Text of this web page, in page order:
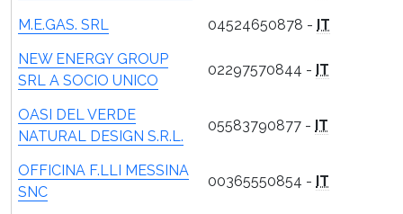
M.E.GAS. SRL
04524650878 - IT
NEW ENERGY GROUP
SRL A SOCIO UNICO
02297570844 - IT
OASI DEL VERDE
NATURAL DESIGN S.R.L.
05583790877 - IT
OFFICINA F.LLI MESSINA
SNC
00365550854 - IT